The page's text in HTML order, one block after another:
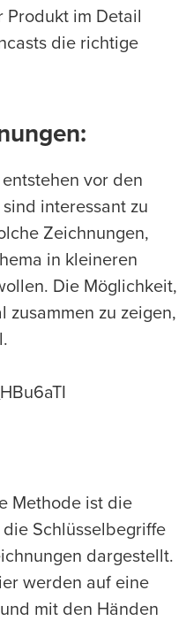
Produkt im Detail
die richtige
:
vor den
interessant zu
Zeichnungen,
in kleineren
Die Möglichkeit,
zusammen zu zeigen,
Methode ist die
Schlüsselbegriffe
dargestellt.
werden auf eine
mit den Händen